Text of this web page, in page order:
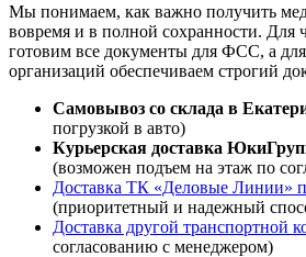
Мы понимаем, как важно получить
вовремя и в полной сохранности. Для
готовим все документы для ФСС, а
организаций обеспечиваем строгий
Самовывоз со склада в
погрузкой в авто)
Курьерская доставка
(возможен подъем на этаж по
Доставка ТК «Деловые Линии»
(приоритетный и надежный
Доставка другой транспортной
согласованию с менеджером)